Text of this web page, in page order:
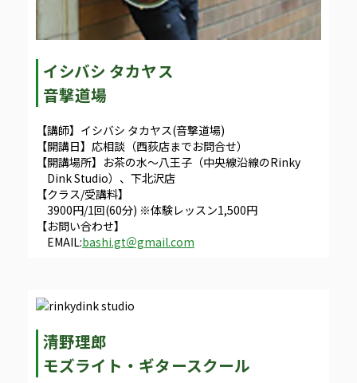
イシバシ タカヤス
音撃道場
【講師】イシバシ タカヤス(音撃道場)
【開講日】応相談（西荻店までお問合せ）
【開講場所】お茶の水～八王子（中央線沿線のRinky
Dink Studio）、下北沢店
【クラス/受講料】
3900円/1回(60分) ※体験レッスン1,500円
【お問い合わせ】
EMAIL:bashi.gt＠gmail.com
清野理郎
モズライト・ギタースクール